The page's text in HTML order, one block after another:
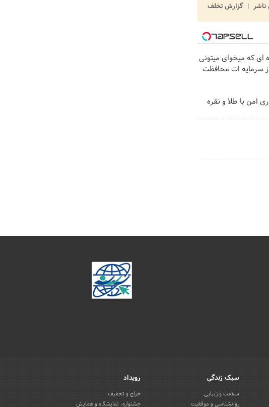
ناشر
گزارش تخلف
ای که میخوای میتونی
سرمایه ات محافظت
امن با طلا و نقره
سبک زندگی
سلامت و زیبایی
روانشناسی و موفقیت
رویداد
حراج و تخفیف
جشنواره، نمایشگاه و همایش